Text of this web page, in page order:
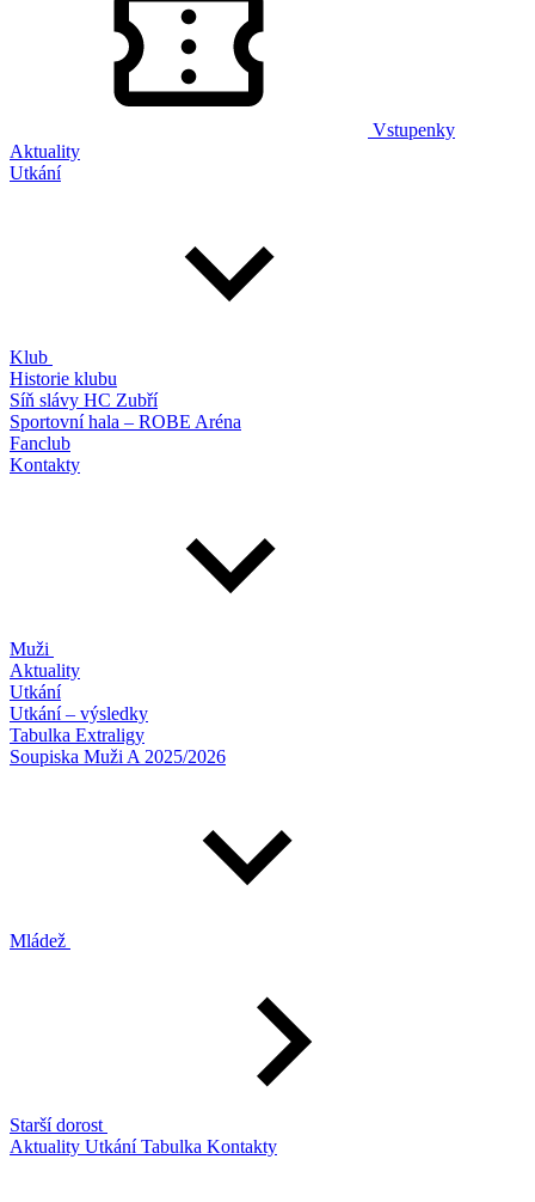
Vstupenky
Aktuality
Utkání
Klub
Historie klubu
Síň slávy HC Zubří
Sportovní hala – ROBE Aréna
Fanclub
Kontakty
Muži
Aktuality
Utkání
Utkání – výsledky
Tabulka Extraligy
Soupiska Muži A 2025/2026
Mládež
Starší dorost
Aktuality UtkáníTabulka Kontakty